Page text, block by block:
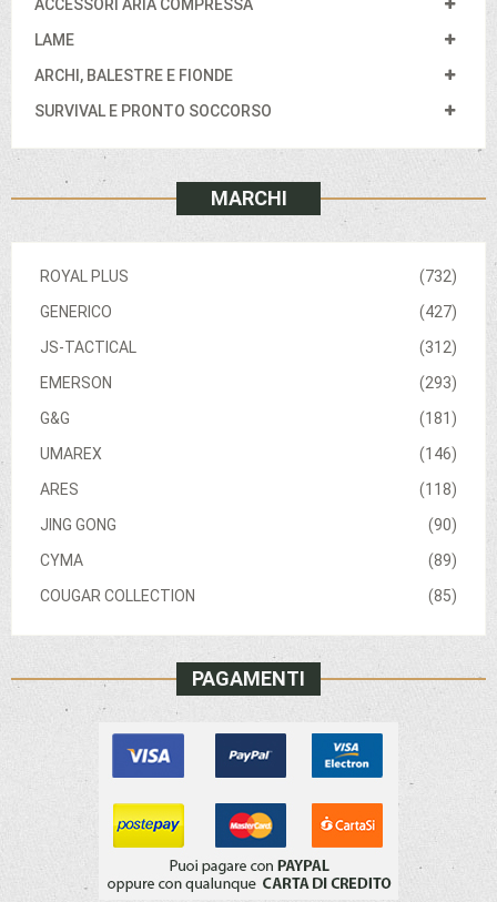
ACCESSORI ARIA COMPRESSA
LAME
ARCHI, BALESTRE E FIONDE
SURVIVAL E PRONTO SOCCORSO
MARCHI
(732)
ROYAL PLUS
(427)
GENERICO
(312)
JS-TACTICAL
(293)
EMERSON
(181)
G&G
(146)
UMAREX
(118)
ARES
(90)
JING GONG
(89)
CYMA
(85)
COUGAR COLLECTION
PAGAMENTI